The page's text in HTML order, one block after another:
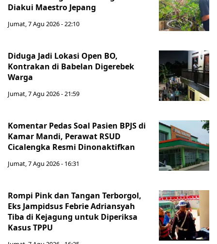
Diakui Maestro Jepang
Jumat, 7 Agu 2026 - 22:10
Diduga Jadi Lokasi Open BO,
Kontrakan di Babelan Digerebek
Warga
Jumat, 7 Agu 2026 - 21:59
Komentar Pedas Soal Pasien BPJS di
Kamar Mandi, Perawat RSUD
Cicalengka Resmi Dinonaktifkan
Jumat, 7 Agu 2026 - 16:31
Rompi Pink dan Tangan Terborgol,
Eks Jampidsus Febrie Adriansyah
Tiba di Kejagung untuk Diperiksa
Kasus TPPU